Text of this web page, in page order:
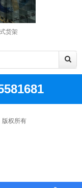
货架
版权所有